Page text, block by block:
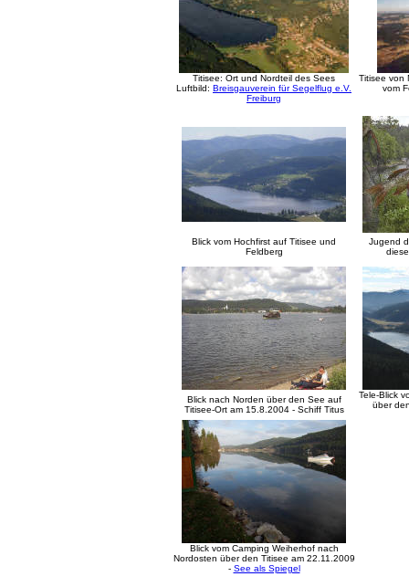
Titisee: Ort und Nordteil des Sees
Luftbild: Breisgauverein für Segelflug e.V.
Freiburg
Titisee von
vom
Blick vom Hochfirst auf Titisee und
Feldberg
Jugend
Blick nach Norden über den See auf
Titisee-Ort am 15.8.2004 - Schiff Titus
Tele-Blick
über
Blick vom Camping Weiherhof nach
Nordosten über den Titisee am 22.11.2009
- See als Spiegel